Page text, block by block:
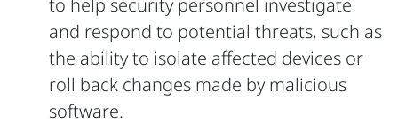
to help security personnel investigate
and respond to potential threats, such as
the ability to isolate affected devices or
roll back changes made by malicious
software.